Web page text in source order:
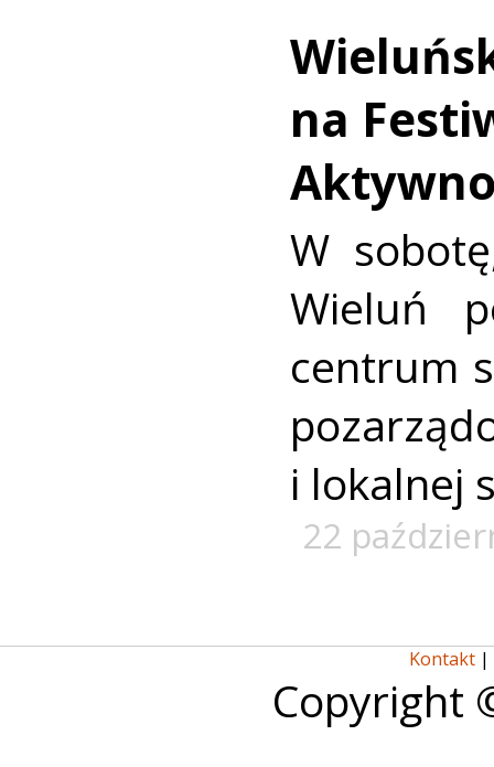
na
W
Wieluń
centrum
i lokalnej
22
Kontakt |
Copyright